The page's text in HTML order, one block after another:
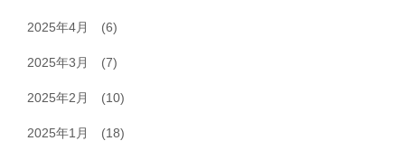
2025年4月 (6)
2025年3月 (7)
2025年2月 (10)
2025年1月 (18)